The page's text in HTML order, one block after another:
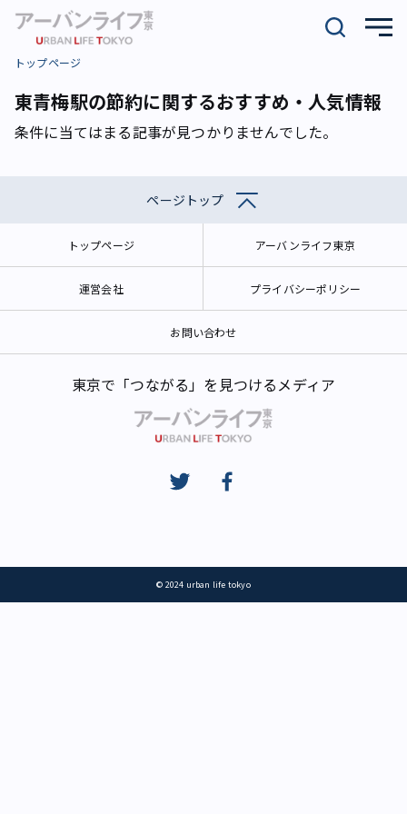
トップページ
東青梅駅の節約に関するおすすめ・人気情報
条件に当てはまる記事が見つかりませんでした。
ページトップ
トップページ アーバンライフ東京
運営会社 プライバシーポリシー
お問い合わせ
東京で「つながる」を見つけるメディア
© 2024 urban life tokyo